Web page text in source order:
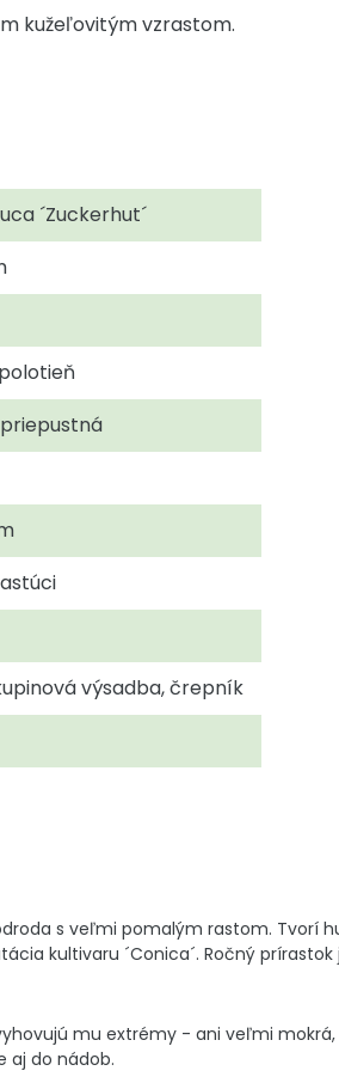
kužeľovitým vzrastom.
´Zuckerhut´
výsadba, črepník
odroda s veľmi pomalým rastom.
kultivaru ´Conica´. Ročný
mu extrémy - ani veľmi
aj do nádob.